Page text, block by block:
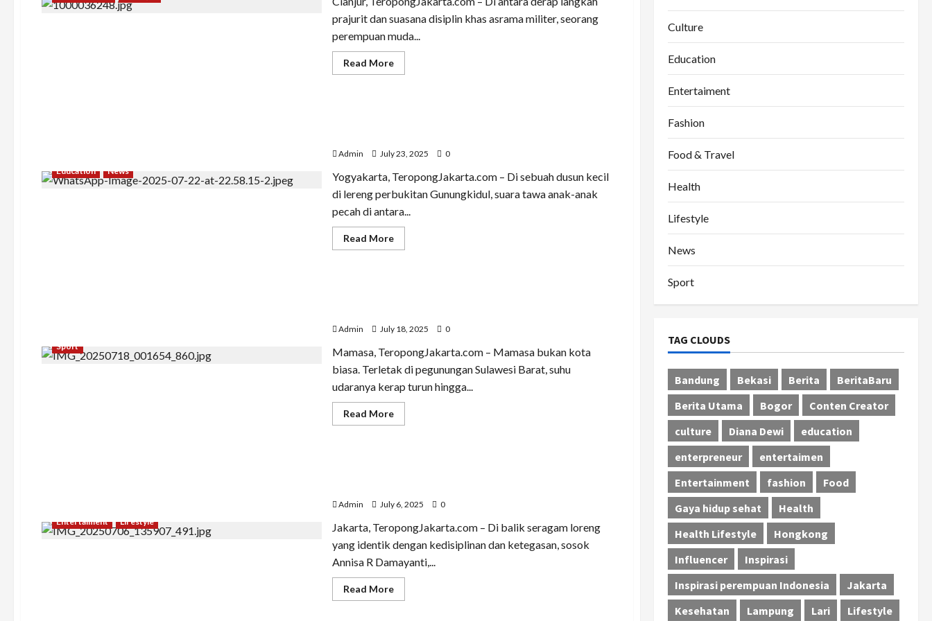
Anak
prajurit dan suasana disiplin khas asrama militer, seorang
perempuan muda...
Read MoreRead
more
Perjalanan
Jadi
Gaya
Education News
Admin July 23, 2025 0
Yogyakarta, TeropongJakarta.com – Di sebuah dusun kecil
di lereng perbukitan Gunungkidul, suara tawa anak-anak
pecah di antara...
Read MoreRead
more
Desa,
Menjaga
dan
Bicara
di
Forum
Dunia
Sport
Admin July 18, 2025 0
Mamasa, TeropongJakarta.com – Mamasa bukan kota
biasa. Terletak di pegunungan Sulawesi Barat, suhu
udaranya kerap turun hingga...
Read MoreRead
more
Kota
Ketiga
Indonesia
dengan
Suhu12–
16°C
Entertaiment Lifestyle
Admin July 6, 2025 0
Jakarta, TeropongJakarta.com – Di balik seragam loreng
yang identik dengan kedisiplinan dan ketegasan, sosok
Annisa R Damayanti,...
Read MoreRead
more
Culture
Education
Entertaiment
Fashion
Food & Travel
Health
Lifestyle
News
Sport
TAG CLOUDS
Bandung Bekasi Berita
BeritaBaru
Berita Utama
Bogor
Conten Creator
culture
Diana Dewi
education
enterpreneur
entertaimen
Entertainment
fashion
Food
Gaya hidup sehat
Health
Health Lifestyle
Hongkong
Influencer
Inspirasi
Inspirasi perempuan Indonesia
Jakarta
Kesehatan
Lampung Lari
Lifestyle